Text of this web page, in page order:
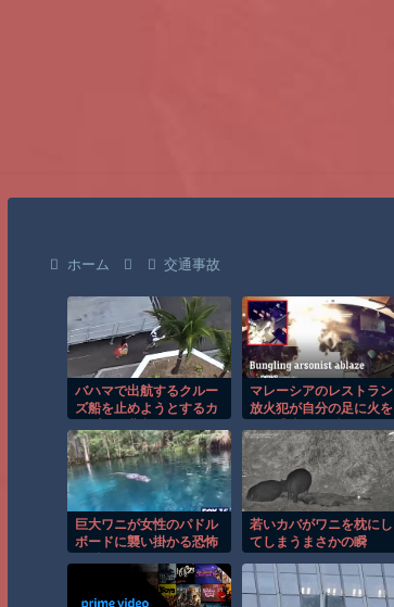
ホーム 交通事故
バハマで出航するクルー
ズ船を止めようとするカ
マレーシアのレストラン
放火犯が自分の足に火を
巨大ワニが女性のパドル
ボードに襲い掛かる恐怖
若いカバがワニを枕にし
てしまうまさかの瞬